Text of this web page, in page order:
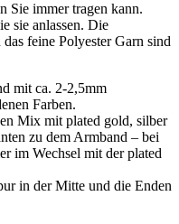
Sie immer tragen kann.
sie anlassen. Die
feine Polyester Garn sind
mit ca. 2-2,5mm
Farben.
Mix mit plated gold, silber
zu dem Armband – bei
im Wechsel mit der plated
in der Mitte und die Enden